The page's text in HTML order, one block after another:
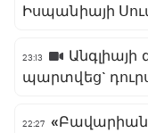
Իսպանիայի
23:13
պարտվեց`
22:27